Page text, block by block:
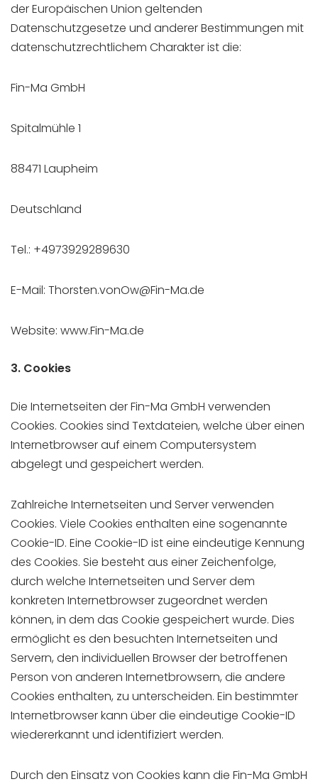
der Europäischen Union geltenden
Datenschutzgesetze und anderer Bestimmungen mit
datenschutzrechtlichem Charakter ist die:
Fin-Ma GmbH
Spitalmühle 1
88471 Laupheim
Deutschland
Tel.: +4973929289630
E-Mail: Thorsten.vonOw@Fin-Ma.de
Website: www.Fin-Ma.de
3. Cookies
Die Internetseiten der Fin-Ma GmbH verwenden
Cookies. Cookies sind Textdateien, welche über einen
Internetbrowser auf einem Computersystem
abgelegt und gespeichert werden.
Zahlreiche Internetseiten und Server verwenden
Cookies. Viele Cookies enthalten eine sogenannte
Cookie-ID. Eine Cookie-ID ist eine eindeutige Kennung
des Cookies. Sie besteht aus einer Zeichenfolge,
durch welche Internetseiten und Server dem
konkreten Internetbrowser zugeordnet werden
können, in dem das Cookie gespeichert wurde. Dies
ermöglicht es den besuchten Internetseiten und
Servern, den individuellen Browser der betroffenen
Person von anderen Internetbrowsern, die andere
Cookies enthalten, zu unterscheiden. Ein bestimmter
Internetbrowser kann über die eindeutige Cookie-ID
wiedererkannt und identifiziert werden.
Durch den Einsatz von Cookies kann die Fin-Ma GmbH